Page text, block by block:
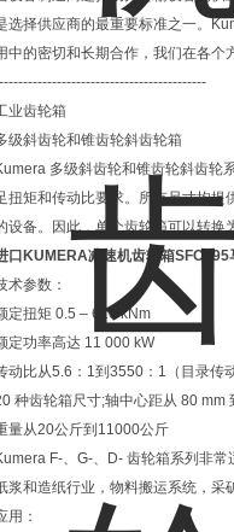
选择供应商的最重要标准之一。
中的密切和长期合作，我们在各个
业齿轮箱
级斜齿轮和锥齿轮斜齿轮箱
多级斜齿轮和锥齿轮斜齿轮
扭矩和传动比要求。所有尺寸均提
设备。因此，单个齿轮箱可以转换
口KUMERA减速机齿轮箱SFC095
术参数：
定扭矩 0.5 – 610 kNm
定功率高达 11 000 kW
动比从5.6：1到3550：1（目录传动
种齿轮箱尺寸;轴中心距从 80 mm
量从20公斤到11000公斤
F-、G-、D- 齿轮箱系列非常
浆和造纸行业，物料搬运系统，采
用：